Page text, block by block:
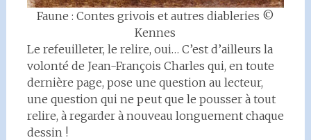
Faune : Contes grivois et autres diableries ©
Kennes
Le refeuilleter, le relire, oui… C’est d’ailleurs la
volonté de Jean-François Charles qui, en toute
dernière page, pose une question au lecteur,
une question qui ne peut que le pousser à tout
relire, à regarder à nouveau longuement chaque
dessin !